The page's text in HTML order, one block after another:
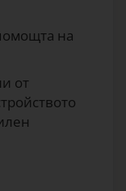
на
от